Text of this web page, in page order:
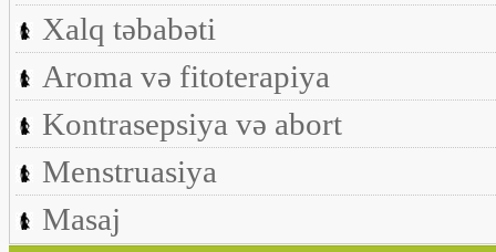
Xalq təbabəti
Aroma və fitoterapiya
Kontrasepsiya və abort
Menstruasiya
Masaj